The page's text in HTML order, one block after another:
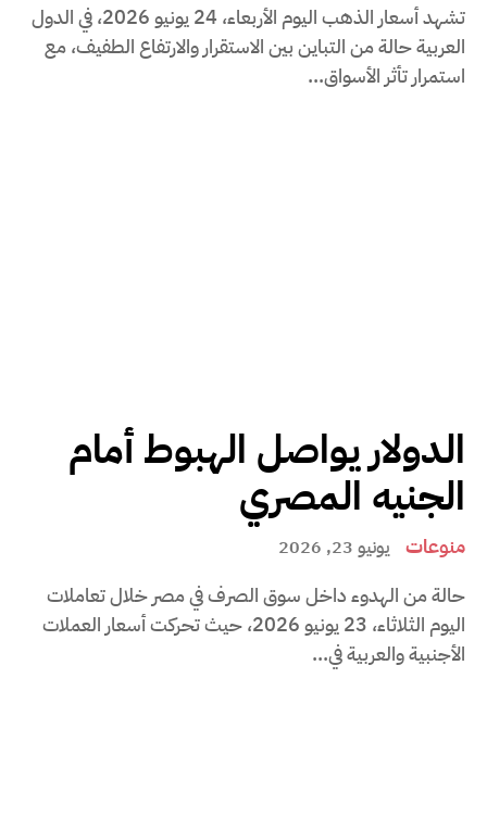
تشهد أسعار الذهب اليوم الأربعاء، 24 يونيو 2026، في الدول
العربية حالة من التباين بين الاستقرار والارتفاع الطفيف، مع
استمرار تأثر الأسواق...
الدولار يواصل الهبوط أمام
الجنيه المصري
منوعات يونيو 23, 2026
حالة من الهدوء داخل سوق الصرف في مصر خلال تعاملات
اليوم الثلاثاء، 23 يونيو 2026، حيث تحركت أسعار العملات
الأجنبية والعربية في...